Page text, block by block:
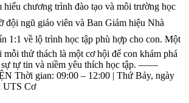
chương trình đào tạo và môi trường học
đội ngũ giáo viên và Ban Giám hiệu Nhà
1:1 về lộ trình học tập phù hợp cho con. Một
thử thách là một cơ hội để con khám phá
sự tự tin và niềm yêu thích học tập. ——
Thời gian: 09:00 – 12:00 | Thứ Bảy, ngày
UTS Cơ